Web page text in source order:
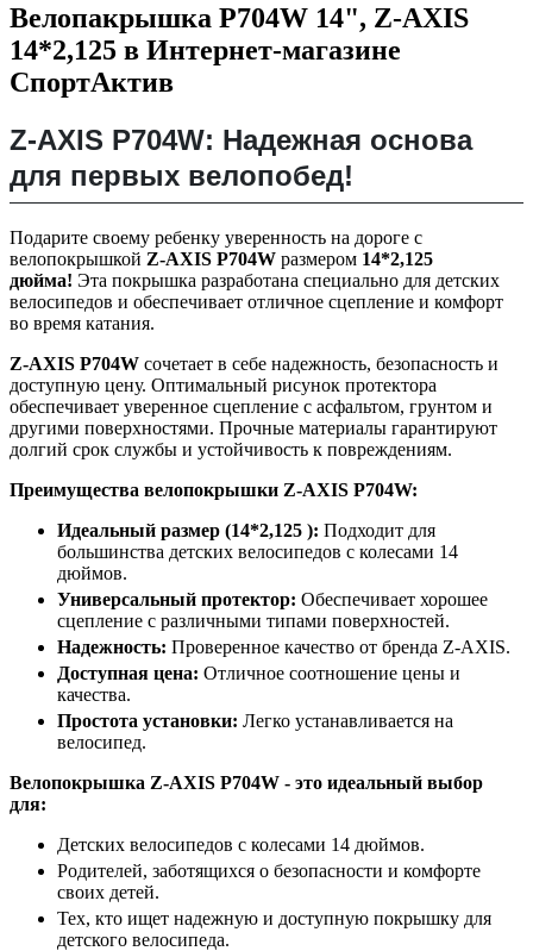
Велопакрышка P704W 14", Z-AXIS
14*2,125 в Интернет-магазине
СпортАктив
Z-AXIS P704W: Надежная основа
для первых велопобед!
Подарите своему ребенку уверенность на дороге с
велопокрышкой Z-AXIS P704W размером 14*2,125
дюйма! Эта покрышка разработана специально для детских
велосипедов и обеспечивает отличное сцепление и комфорт
во время катания.
Z-AXIS P704W сочетает в себе надежность, безопасность и
доступную цену. Оптимальный рисунок протектора
обеспечивает уверенное сцепление с асфальтом, грунтом и
другими поверхностями. Прочные материалы гарантируют
долгий срок службы и устойчивость к повреждениям.
Преимущества велопокрышки Z-AXIS P704W:
Идеальный размер (14*2,125 ): Подходит для
большинства детских велосипедов с колесами 14
дюймов.
Универсальный протектор: Обеспечивает хорошее
сцепление с различными типами поверхностей.
Надежность: Проверенное качество от бренда Z-AXIS.
Доступная цена: Отличное соотношение цены и
качества.
Простота установки: Легко устанавливается на
велосипед.
Велопокрышка Z-AXIS P704W - это идеальный выбор
для:
Детских велосипедов с колесами 14 дюймов.
Родителей, заботящихся о безопасности и комфорте
своих детей.
Тех, кто ищет надежную и доступную покрышку для
детского велосипеда.